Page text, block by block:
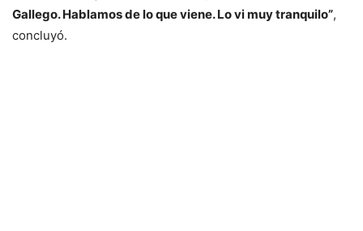
Gallego. Hablamos de lo que viene. Lo vi muy tranquilo”,
concluyó.